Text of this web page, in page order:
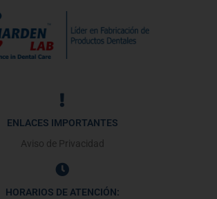
ENLACES IMPORTANTES
Aviso de Privacidad
HORARIOS DE ATENCIÓN: